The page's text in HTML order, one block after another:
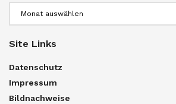
Site Links
Datenschutz
Impressum
Bildnachweise